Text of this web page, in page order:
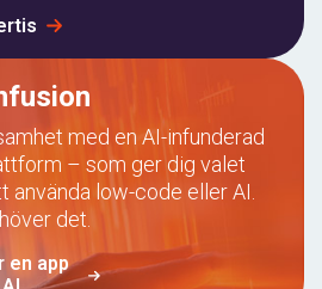
med en AI-infunderad
– som ger dig valet
low-code eller AI.
det.
en app